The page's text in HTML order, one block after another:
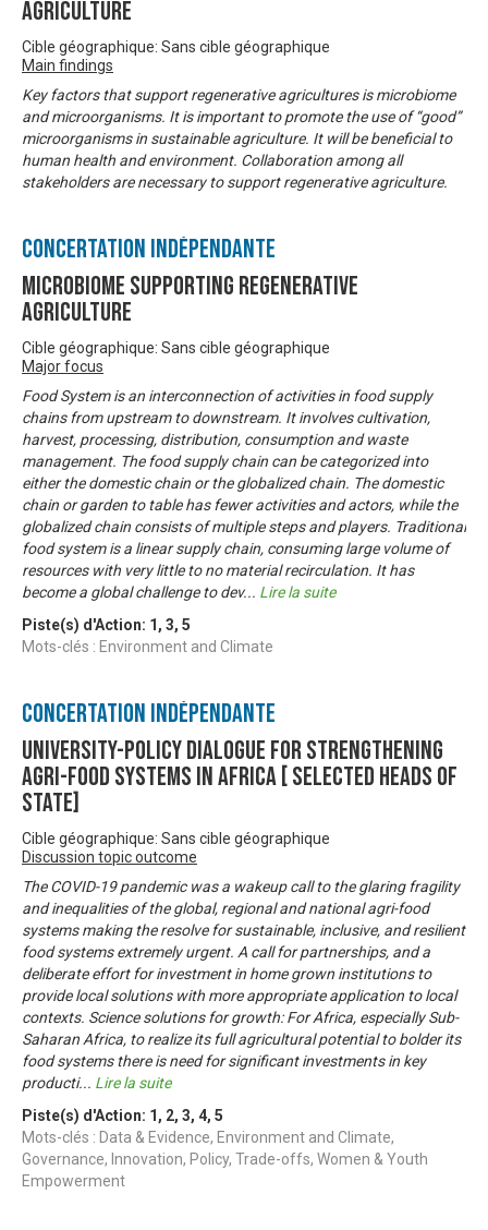
Agriculture
Cible géographique: Sans cible géographique
Main findings
Key factors that support regenerative agricultures is microbiome
and microorganisms. It is important to promote the use of “good”
microorganisms in sustainable agriculture. It will be beneficial to
human health and environment. Collaboration among all
stakeholders are necessary to support regenerative agriculture.
Concertation Indépendante
Microbiome Supporting Regenerative
Agriculture
Cible géographique: Sans cible géographique
Major focus
Food System is an interconnection of activities in food supply
chains from upstream to downstream. It involves cultivation,
harvest, processing, distribution, consumption and waste
management. The food supply chain can be categorized into
either the domestic chain or the globalized chain. The domestic
chain or garden to table has fewer activities and actors, while the
globalized chain consists of multiple steps and players. Traditional
food system is a linear supply chain, consuming large volume of
resources with very little to no material recirculation. It has
become a global challenge to dev... Lire la suite
Piste(s) d'Action: 1 , 3, 5
Mots-clés : Environment and Climate
Concertation Indépendante
University-Policy Dialogue for Strengthening
agri-food systems in Africa [ Selected Heads of
State]
Cible géographique: Sans cible géographique
Discussion topic outcome
The COVID-19 pandemic was a wakeup call to the glaring fragility
and inequalities of the global, regional and national agri-food
systems making the resolve for sustainable, inclusive, and resilient
food systems extremely urgent. A call for partnerships, and a
deliberate effort for investment in home grown institutions to
provide local solutions with more appropriate application to local
contexts. Science solutions for growth: For Africa, especially Sub-
Saharan Africa, to realize its full agricultural potential to bolder its
food systems there is need for significant investments in key
producti... Lire la suite
Piste(s) d'Action: 1 , 2, 3, 4, 5
Mots-clés : Data & Evidence, Environment and Climate,
Governance, Innovation, Policy, Trade-offs, Women & Youth
Empowerment